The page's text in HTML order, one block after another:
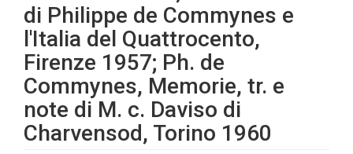
di Philippe de Commynes e
l'Italia del Quattrocento,
Firenze 1957; Ph. de
Commynes, Memorie, tr. e
note di M. c. Daviso di
Charvensod, Torino 1960